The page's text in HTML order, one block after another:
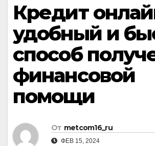
Кредит
удобный и
способ
финансовой
помощи
От metcom16_ru
ФЕВ 15, 2024